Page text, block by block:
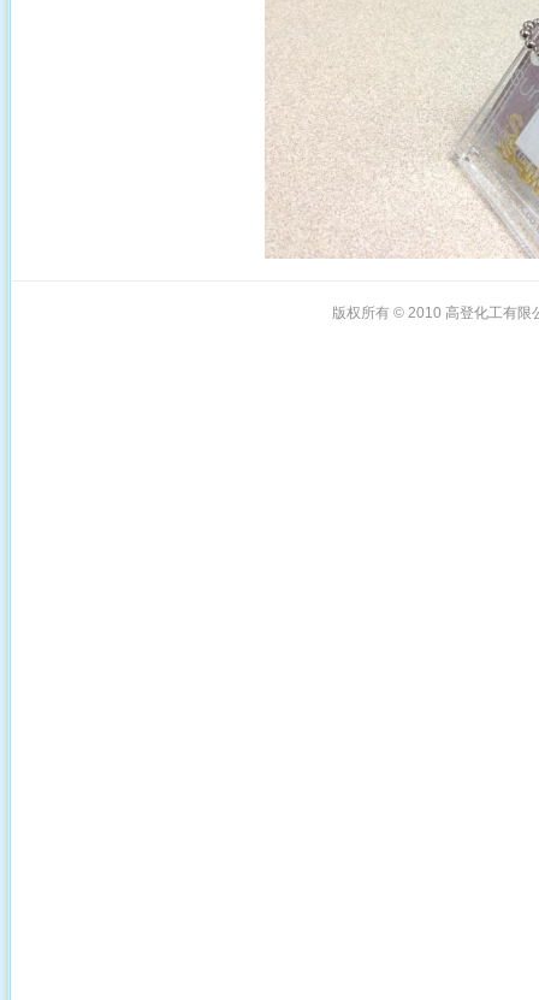
版权所有 © 2010 高登化工有限